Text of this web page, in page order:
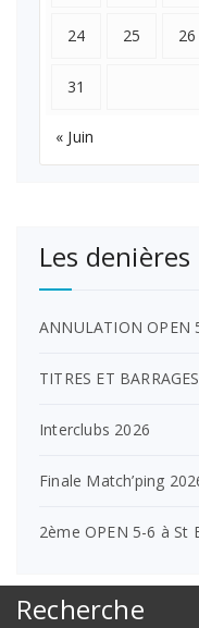
24 25 26
31
« Juin
Les
ANNULATION OPEN
TITRES ET
Interclubs 2026
Finale Match’ping
2ème OPEN 5-6 à St
Recherche